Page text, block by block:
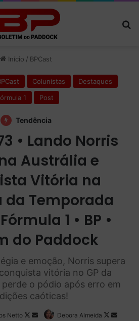
Início / BPCast
Colunistas
Destaques
1
Post
Tendência
• Lando Norris
Austrália e
Vitória na
da Temporada
1 • BP •
do Paddock
e emoção, Norris supera
vitória no GP da
o pódio após erro em
caóticas!
Netto
Follow
Mande Debora Almeida
Follow